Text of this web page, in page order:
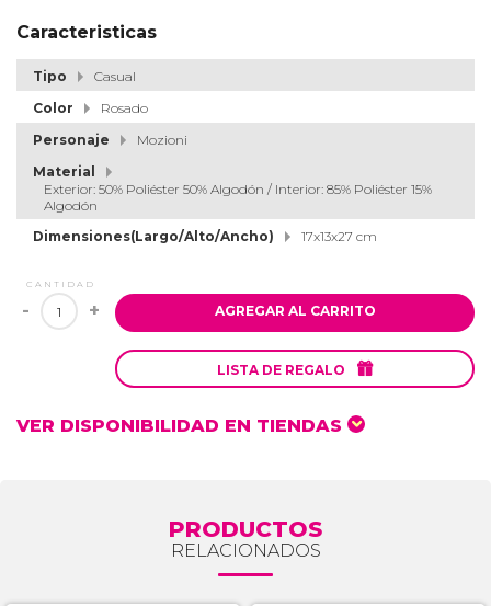
Caracteristicas
Tipo
Casual
Color
Rosado
Personaje
Mozioni
Material
Exterior: 50% Poliéster 50% Algodón / Interior: 85% Poliéster 15%
Algodón
Dimensiones(Largo/Alto/Ancho)
17x13x27 cm
CANTIDAD
- + AGREGAR AL CARRITO
LISTA DE REGALO 
VER DISPONIBILIDAD EN TIENDAS
PRODUCTOS
RELACIONADOS